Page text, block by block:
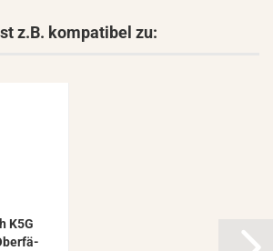
z.B. kompatibel zu:
K5G